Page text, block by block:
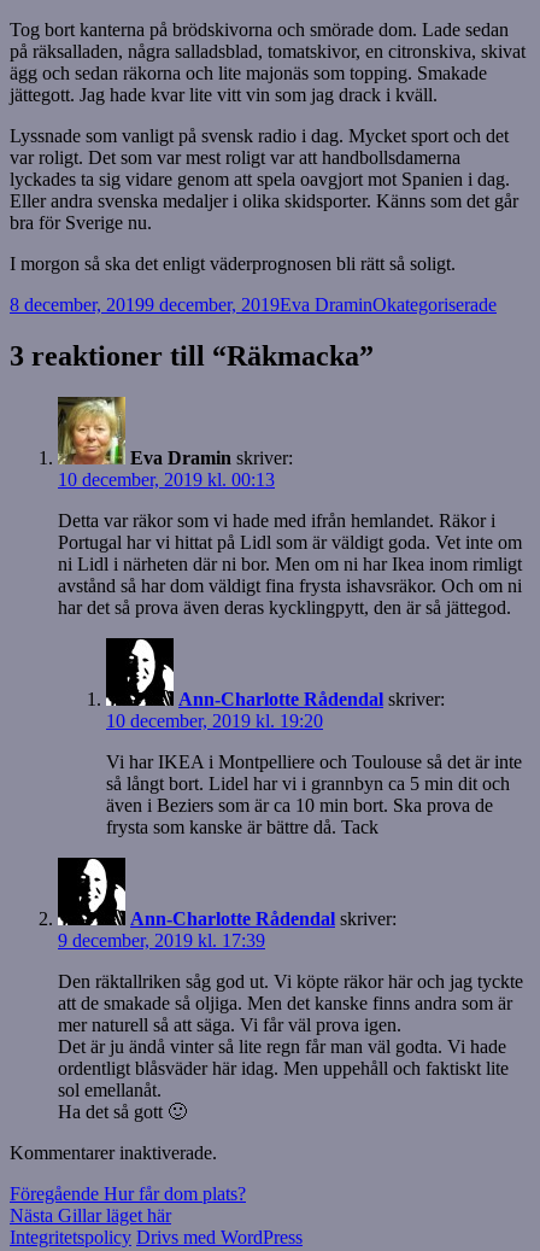
Tog bort kanterna på brödskivorna och smörade dom. Lade sedan
på räksalladen, några salladsblad, tomatskivor, en citronskiva, skivat
ägg och sedan räkorna och lite majonäs som topping. Smakade
jättegott. Jag hade kvar lite vitt vin som jag drack i kväll.
Lyssnade som vanligt på svensk radio i dag. Mycket sport och det
var roligt. Det som var mest roligt var att handbollsdamerna
lyckades ta sig vidare genom att spela oavgjort mot Spanien i dag.
Eller andra svenska medaljer i olika skidsporter. Känns som det går
bra för Sverige nu.
I morgon så ska det enligt väderprognosen bli rätt så soligt.
Postat
8 december, 20199 december, 2019Författare
Eva DraminKategorier
Okategoriserade
3 reaktioner till “Räkmacka”
Eva Dramin skriver:
10 december, 2019 kl. 00:13
Detta var räkor som vi hade med ifrån hemlandet. Räkor i
Portugal har vi hittat på Lidl som är väldigt goda. Vet inte om
ni Lidl i närheten där ni bor. Men om ni har Ikea inom rimligt
avstånd så har dom väldigt fina frysta ishavsräkor. Och om ni
har det så prova även deras kycklingpytt, den är så jättegod.
Ann-Charlotte Rådendal skriver:
10 december, 2019 kl. 19:20
Vi har IKEA i Montpelliere och Toulouse så det är inte
så långt bort. Lidel har vi i grannbyn ca 5 min dit och
även i Beziers som är ca 10 min bort. Ska prova de
frysta som kanske är bättre då. Tack
Ann-Charlotte Rådendal skriver:
9 december, 2019 kl. 17:39
Den räktallriken såg god ut. Vi köpte räkor här och jag tyckte
att de smakade så oljiga. Men det kanske finns andra som är
mer naturell så att säga. Vi får väl prova igen.
Det är ju ändå vinter så lite regn får man väl godta. Vi hade
ordentligt blåsväder här idag. Men uppehåll och faktiskt lite
sol emellanåt.
Ha det så gott 🙂
Kommentarer inaktiverade.
Inläggsnavigering
Föregående Föregående
inlägg:
Hur får dom plats?
Nästa Nästa
inlägg:
Gillar läget här
Integritetspolicy Drivs med WordPress